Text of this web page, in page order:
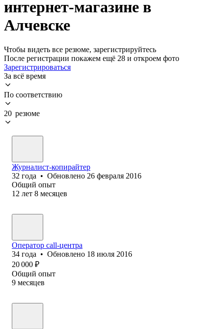
интернет-магазине в
Алчевске
Чтобы видеть все резюме, зарегистрируйтесь
После регистрации покажем ещё 28 и откроем фото
Зарегистрироваться
За всё время
По соответствию
20 резюме
Журналист-копирайтер
32 года • Обновлено 26 февраля 2016
Общий опыт
12 лет 8 месяцев
Оператор call-центра
34 года • Обновлено 18 июля 2016
20 000 ₽
Общий опыт
9 месяцев